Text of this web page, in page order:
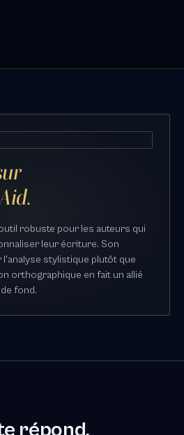
robuste pour les auteurs qui
leur écriture. Son
stylistique plutôt que
orthographique en fait un allié
fond.